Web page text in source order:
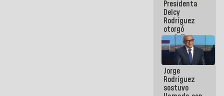
abordar
planes de
acción
Presidenta
Delcy
Rodríguez
otorgó
medalla
"Héroe de
Venezuela"
a servidores
públicos
Jorge
Rodríguez
sostuvo